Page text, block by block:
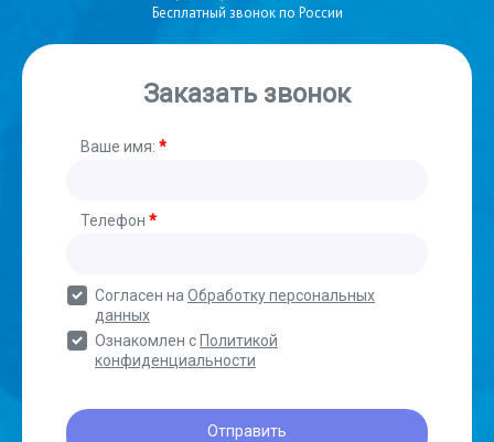
Бесплатный звонок по России